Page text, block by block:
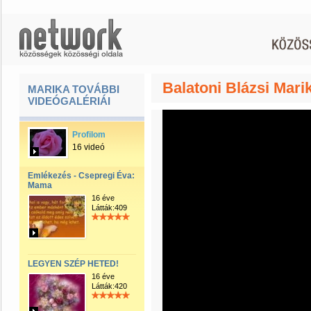
MARIKA TOVÁBBI
VIDEÓGALÉRIÁI
Profilom
16 videó
Emlékezés - Csepregi Éva:
Mama
16 éve
Látták:409
LEGYEN SZÉP HETED!
16 éve
Látták:420
Balatoni Blázsi